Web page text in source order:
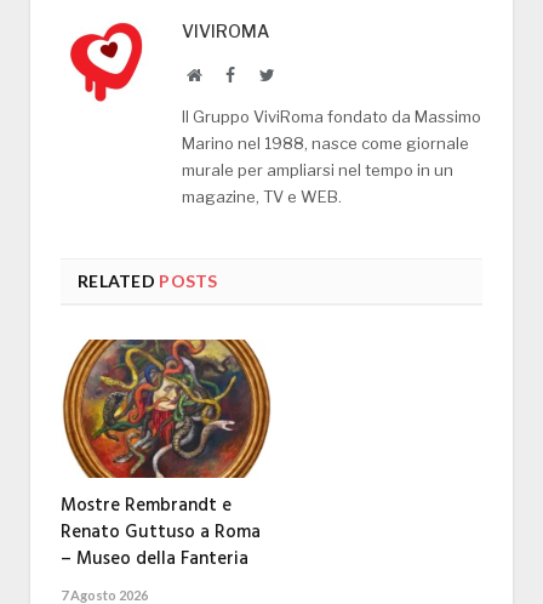
VIVIROMA
WebsiteFacebookTwitter
Il Gruppo ViviRoma fondato da Massimo
Marino nel 1988, nasce come giornale
murale per ampliarsi nel tempo in un
magazine, TV e WEB.
RELATED POSTS
Mostre Rembrandt e
Renato Guttuso a Roma
– Museo della Fanteria
7 Agosto 2026